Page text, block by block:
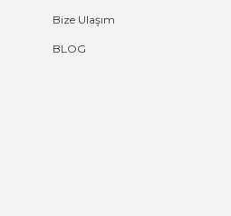
Bize Ulaşım
BLOG